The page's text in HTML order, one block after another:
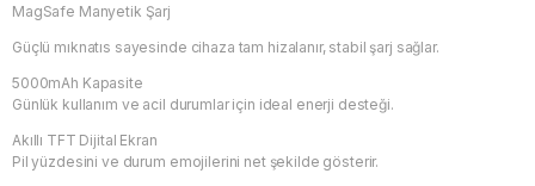
MagSafe Manyetik Şarj
Güçlü mıknatıs sayesinde cihaza tam hizalanır, stabil şarj sağlar.
5000mAh Kapasite
Günlük kullanım ve acil durumlar için ideal enerji desteği.
Akıllı TFT Dijital Ekran
Pil yüzdesini ve durum emojilerini net şekilde gösterir.